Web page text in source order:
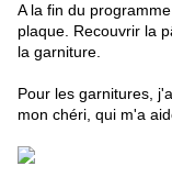
A la fin du
plaque. Recouvrir la
la garniture.
Pour les garnitures,
mon chéri, qui m'a